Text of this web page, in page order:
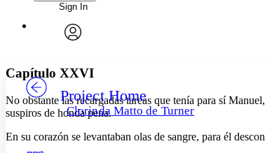
Annotations
Others
Your highlights
Font
Font style
Decrease font size Increase font size
Decrease font size
Color Scheme
Enter search criteria
Search within:
Sign In
Project Home
Clorinda Matto de Turner
Capítulo XXVI
No obstante las recargadas tareas que tenía para sí
suspiros de honda pena.
En su corazón se levantaban olas de sangre, para él